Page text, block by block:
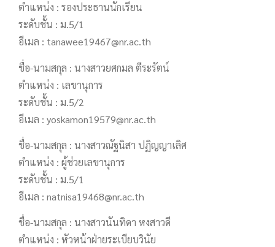
ตำแหน่ง : รองประธานนักเรียน
ระดับชั้น : ม.5/1
อีเมล : tanawee19467@nr.ac.th
ชื่อ-นามสกุล : นางสาวยศกมล ตีระรัตน์
ตำแหน่ง : เลขานุการ
ระดับชั้น : ม.5/2
อีเมล : yoskamon19579@nr.ac.th
ชื่อ-นามสกุล : นางสาวณัฐนิสา ปฏิญญาเลิศ
ตำแหน่ง : ผู้ช่วยเลขานุการ
ระดับชั้น : ม.5/1
อีเมล : natnisa19468@nr.ac.th
ชื่อ-นามสกุล : นางสาวนันทิดา หงสาวดี
ตำแหน่ง : หัวหน้าฝ่ายระเบียบวินัย